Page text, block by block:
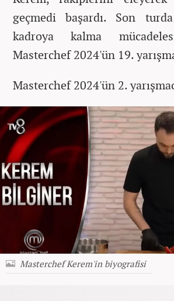
geçmedi başardı. Son
kadroya kalma
Masterchef 2024'ün 19.
Masterchef 2024'ün 2.
Masterchef Kerem'in biyografisi